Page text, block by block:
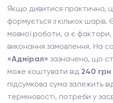
Якщо дивитися практично,
формується з кількох шарів.
мовної роботи, а є
виконання замовлення. На
«Адмірал» зазначено, що
може коштувати від 240 грн
підсумкова сума залежить
терміновості, потреби у